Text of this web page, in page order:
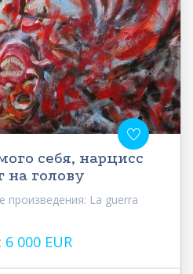
себя, нарцисс
на голову
произведения: La guerra
6 000 EUR